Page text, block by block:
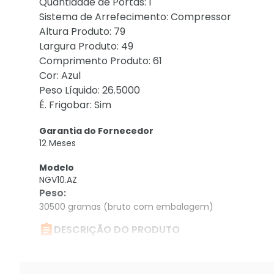
Sistema de Arrefecimento: Compressor
Altura Produto: 79
Largura Produto: 49
Comprimento Produto: 61
Cor: Azul
Peso Líquido: 26.5000
É. Frigobar: Sim
Garantia do Fornecedor
12 Meses
Modelo
NGV10.AZ
Peso:
30500 gramas (bruto com embalagem)
DESCRIÇÃO DO PRODUTO